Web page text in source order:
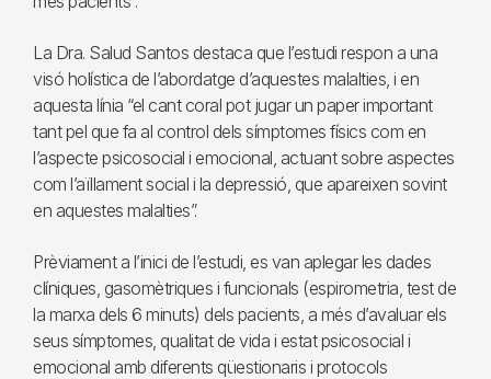
La Dra. Salud Santos destaca que l’estudi respon a una
visó holística de l’abordatge d’aquestes malalties, i en
aquesta línia “el cant coral pot jugar un paper important
tant pel que fa al control dels símptomes físics com en
l’aspecte psicosocial i emocional, actuant sobre aspectes
com l’aïllament social i la depressió, que apareixen sovint
en aquestes malalties”.
Prèviament a l’inici de l’estudi, es van aplegar les dades
clíniques, gasomètriques i funcionals (espirometria, test de
la marxa dels 6 minuts) dels pacients, a més d’avaluar els
seus símptomes, qualitat de vida i estat psicosocial i
emocional amb diferents qüestionaris i protocols